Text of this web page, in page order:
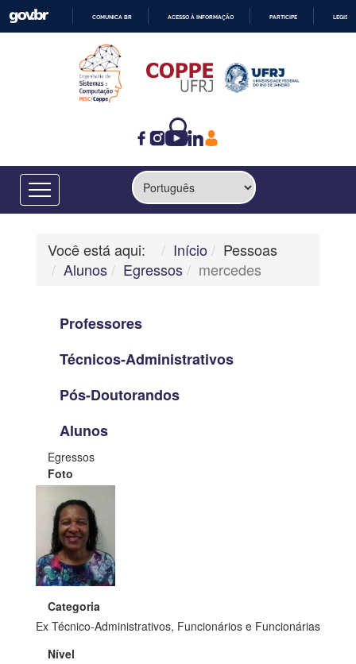
CONTEÚDO
COMUNICA BR ACESSO À INFORMAÇÃO PARTICIPE
Você está aqui: Início
Pessoas
Alunos
Egressos mercedes
Professores
Técnicos-Administrativos
Pós-Doutorandos
Alunos
Egressos
Foto
Categoria
Ex Técnico-Administrativos, Funcionários e Funcionárias
Nível